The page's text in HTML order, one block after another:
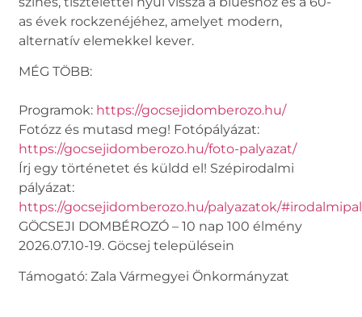
as évek rockzenéjéhez, amelyet modern,
alternatív elemekkel kever.
MÉG TÖBB:
Programok: https://gocsejidomberozo.hu/
Fotózz és mutasd meg! Fotópályázat:
https://gocsejidomberozo.hu/foto-palyazat/
Írj egy történetet és küldd el! Szépirodalmi
pályázat:
https://gocsejidomberozo.hu/palyazatok/
GÖCSEJI DOMBÉROZÓ – 10 nap 100 élmény
2026.07.10-19. Göcsej településein
Támogató: Zala Vármegyei Önkormányzat